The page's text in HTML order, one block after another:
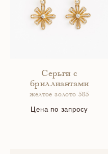
Серьги с
бриллиантами
желтое золото 585
Цена по запросу